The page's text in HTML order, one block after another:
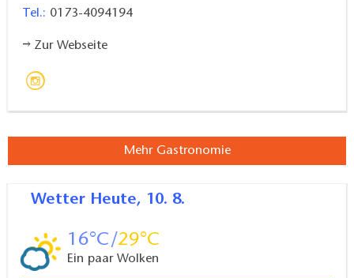
Tel.: 0173-4094194
Zur Webseite
Mehr Gastronomie
Wetter Heute, 10. 8.
16 29
Ein paar Wolken